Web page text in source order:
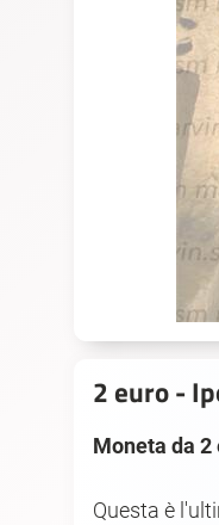
2 euro -
Moneta da
Questa è